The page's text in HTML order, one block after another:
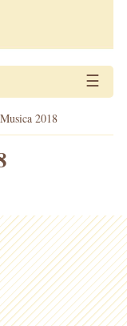
☰
2018